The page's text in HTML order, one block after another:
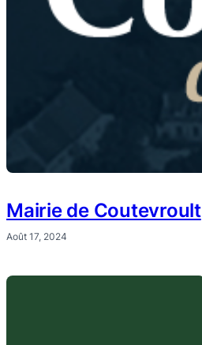
Mairie de Coutevroult
Août 17, 2024